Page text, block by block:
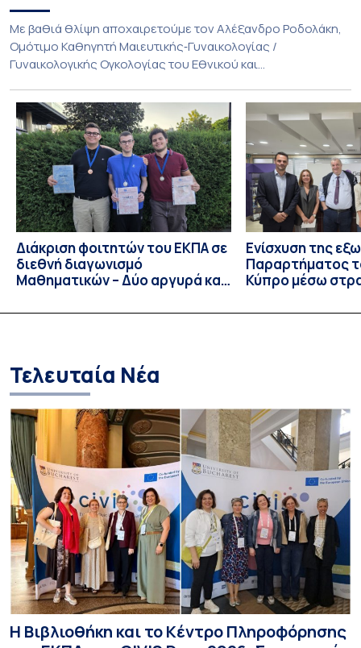
Με βαθιά θλίψη αποχαιρετούμε τον Αλέξανδρο Ροδολάκη,
Ομότιμο Καθηγητή Μαιευτικής‑Γυναικολογίας /
Γυναικολογικής Ογκολογίας του Εθνικού και
Διευθυντή της Α’ Μαιευτικής και Γυναικολογικής Κλινικής,
στο Νοσοκομείο «Αλεξάνδρα». Η διαδρομή του υπήρξε
συνεχής και ανοδική μέσα στην ίδια Κλινική, την οποία
υπηρέτησε από κάθε θέση: Επιμελητής Β’ Ε.Σ.Υ.
(1997‑2002), Επίκουρος […]
Διάκριση φοιτητών του ΕΚΠΑ σε
διεθνή διαγωνισμό
Μαθηματικών – Δύο αργυρά και
Ενίσχυση της
Παραρτήματος
Κύπρο μέσω
Τελευταία Νέα
Η Βιβλιοθήκη και το Κέντρο Πληροφόρησης